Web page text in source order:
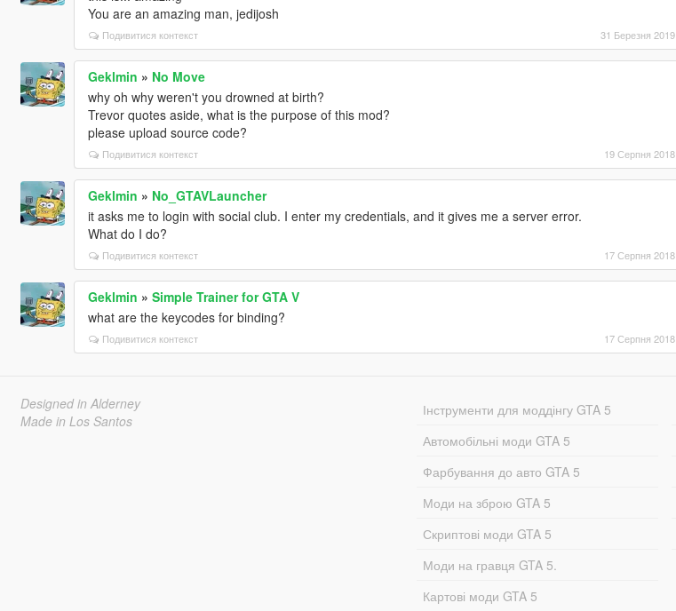
You are an amazing man, jedijosh
Подивитися контекст 31 Березня 2019
Geklmin » No Move
why oh why weren't you drowned at birth?
Trevor quotes aside, what is the purpose of this mod?
please upload source code?
Подивитися контекст 19 Серпня 2018
Geklmin » No_GTAVLauncher
it asks me to login with social club. I enter my credentials, and it gives me a server error.
What do I do?
Подивитися контекст 17 Серпня 2018
Geklmin » Simple Trainer for GTA V
what are the keycodes for binding?
Подивитися контекст 17 Серпня 2018
Designed in Alderney
Made in Los Santos
Інструменти для моддінгу GTA 5
Автомобільні моди GTA 5
Фарбування до авто GTA 5
Моди на зброю GTA 5
Скриптові моди GTA 5
Моди на гравця GTA 5.
Картові моди GTA 5